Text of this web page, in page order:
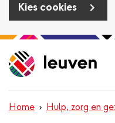
Kies cookies
Overslaan
en
naar
inhoud
gaan
Home Hulp, zorg en